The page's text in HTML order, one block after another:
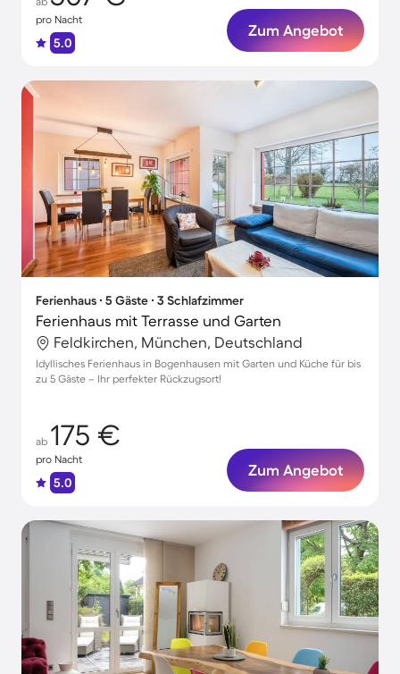
pro Nacht
5.0
Zum Angebot
Ferienhaus ∙ 5 Gäste ∙ 3 Schlafzimmer
Ferienhaus mit Terrasse und Garten
Feldkirchen, München, Deutschland
Idyllisches Ferienhaus in Bogenhausen mit Garten und Küche für bis
zu 5 Gäste – Ihr perfekter Rückzugsort!
ab 175 €
pro Nacht
5.0
Zum Angebot